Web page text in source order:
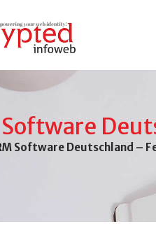
Software
Software Deutschland –